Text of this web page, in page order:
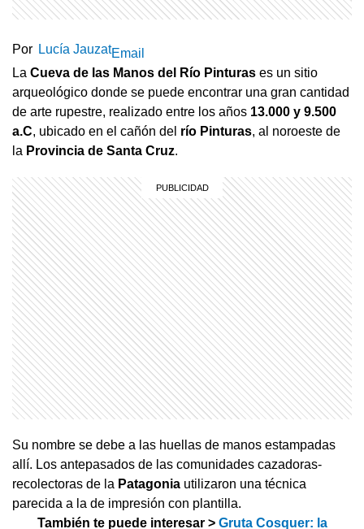
Por Lucía JauzatEmail
La Cueva de las Manos del Río Pinturas es un sitio
arqueológico donde se puede encontrar una gran cantidad
de arte rupestre, realizado entre los años 13.000 y 9.500
a.C, ubicado en el cañón del río Pinturas, al noroeste de
la Provincia de Santa Cruz.
Su nombre se debe a las huellas de manos estampadas
allí. Los antepasados de las comunidades cazadoras-
recolectoras de la Patagonia utilizaron una técnica
parecida a la de impresión con plantilla.
También te puede interesar > Gruta Cosquer: la